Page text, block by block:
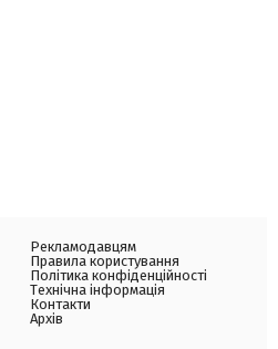
Рекламодавцям
Правила користування
Політика конфіденційності
Технічна інформація
Контакти
Архів